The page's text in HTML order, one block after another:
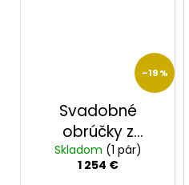
–19 %
Svadobné
obrúčky z
ružového zlata
2014100/RX
Skladom (1 pár)
1 254 €